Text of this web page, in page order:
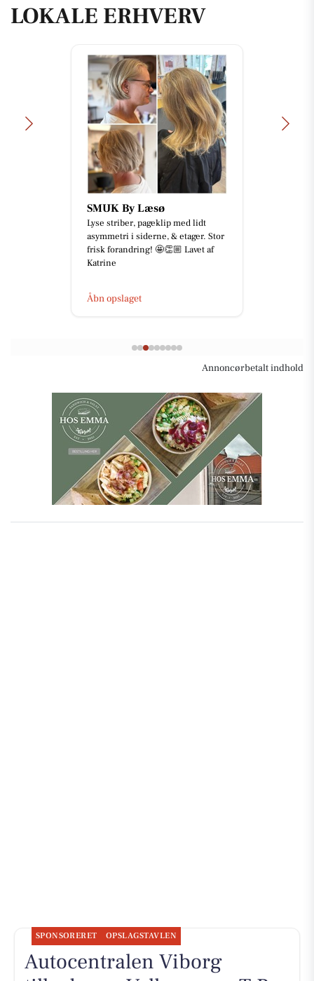
LOKALE ERHVERV
SMUK By Læsø
Lyse striber, pageklip med lidt
asymmetri i siderne, & etager. Stor
frisk forandring! 🤩👏🏼 Lavet af
Katrine
Åbn opslaget
Annoncørbetalt indhold
SPONSORERET OPSLAGSTAVLEN
Autocentralen Viborg